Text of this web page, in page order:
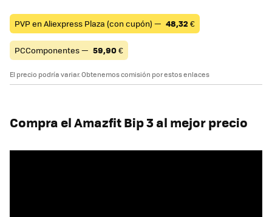
PVP en Aliexpress Plaza (con cupón) — 48,32 €
PCComponentes — 59,90€
El precio podría variar. Obtenemos comisión por estos enlaces
Compra el Amazfit Bip 3 al mejor precio